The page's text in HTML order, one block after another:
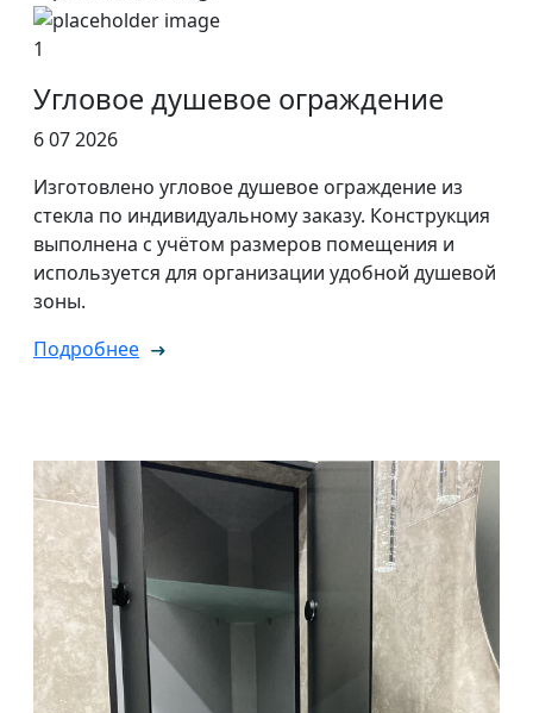
1
Угловое душевое ограждение
6 07 2026
Изготовлено угловое душевое ограждение из
стекла по индивидуальному заказу. Конструкция
выполнена с учётом размеров помещения и
используется для организации удобной душевой
зоны.
Подробнее